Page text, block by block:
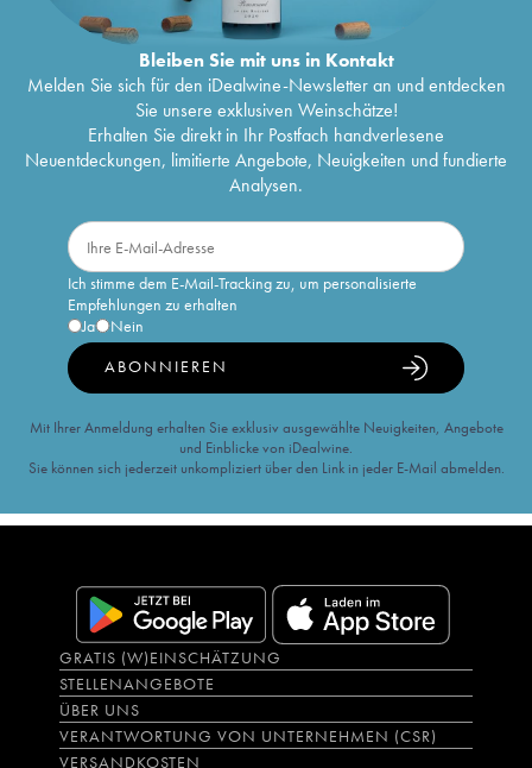
Bleiben Sie mit uns in Kontakt
Melden Sie sich für den iDealwine-Newsletter an und entdecken
Sie unsere exklusiven Weinschätze!
Erhalten Sie direkt in Ihr Postfach handverlesene
Neuentdeckungen, limitierte Angebote, Neuigkeiten und fundierte
Analysen.
Ich stimme dem E-Mail-Tracking zu, um personalisierte
Empfehlungen zu erhalten
Ja
Nein
ABONNIEREN
Mit Ihrer Anmeldung erhalten Sie exklusiv ausgewählte Neuigkeiten, Angebote
und Einblicke von iDealwine.
Sie können sich jederzeit unkompliziert über den Link in jeder E-Mail abmelden.
GRATIS (W)EINSCHÄTZUNG
STELLENANGEBOTE
ÜBER UNS
VERANTWORTUNG VON UNTERNEHMEN (CSR)
VERSANDKOSTEN